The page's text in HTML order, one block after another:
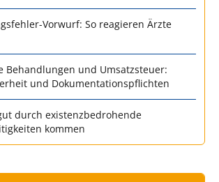
Vorwurf: So reagieren Ärzte
Behandlungen und Umsatzsteuer:
und Dokumentationspflichten
durch existenzbedrohende
kommen